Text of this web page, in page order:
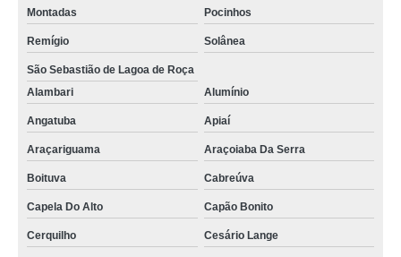
Montadas Pocinhos
Remígio Solânea
São Sebastião de Lagoa de Roça
Alambari
Alumínio
Angatuba Apiaí
Araçariguama Araçoiaba Da Serra
Boituva Cabreúva
Capela Do Alto Capão Bonito
Cerquilho Cesário Lange